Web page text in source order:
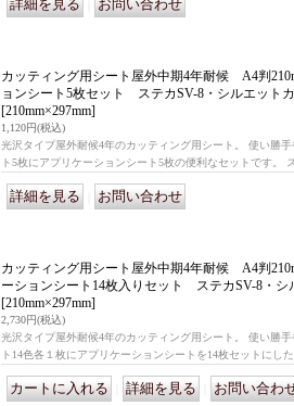
カッティング用シート屋外中期4年耐候 A4判
ョンシート5枚セット ステカSV-8・シルエット
[210mm×297mm]
1,120円(税込)
光沢タイプ屋外耐候4年のカッティング用シート。 使い勝
ト5枚にアプリケーションシート5枚の便利なセットです。
カッティング用シート屋外中期4年耐候 A4判
ーションシート14枚入りセット ステカSV-8・シ
[210mm×297mm]
2,730円(税込)
光沢タイプ屋外耐候4年のカッティング用シート。 使い勝
ト14色各１枚にアプリケーションシートを14枚セットにし